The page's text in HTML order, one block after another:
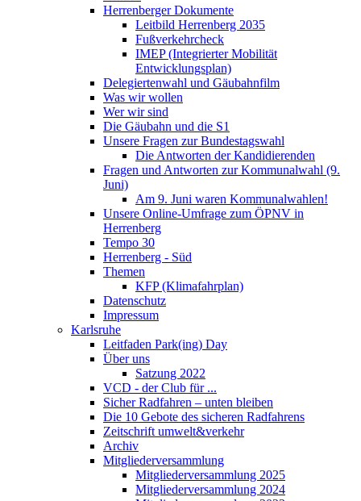
Herrenberger Dokumente
Leitbild Herrenberg 2035
Fußverkehrcheck
IMEP (Integrierter Mobilität
Entwicklungsplan)
Delegiertenwahl und Gäubahnfilm
Was wir wollen
Wer wir sind
Die Gäubahn und die S1
Unsere Fragen zur Bundestagswahl
Die Antworten der Kandidierenden
Fragen und Antworten zur Kommunalwahl (9.
Juni)
Am 9. Juni waren Kommunalwahlen!
Unsere Online-Umfrage zum ÖPNV in
Herrenberg
Tempo 30
Herrenberg - Süd
Themen
KFP (Klimafahrplan)
Datenschutz
Impressum
Karlsruhe
Leitfaden Park(ing) Day
Über uns
Satzung 2022
VCD - der Club für ...
Sicher Radfahren – unten bleiben
Die 10 Gebote des sicheren Radfahrens
Zeitschrift umwelt&verkehr
Archiv
Mitgliederversammlung
Mitgliederversammlung 2025
Mitgliederversammlung 2024